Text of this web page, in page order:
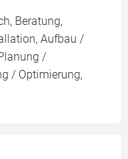
Beratung,
Aufbau /
/
/ Optimierung,